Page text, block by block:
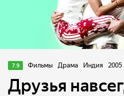
7.9 Фильмы Драма Индия 2005
Друзья